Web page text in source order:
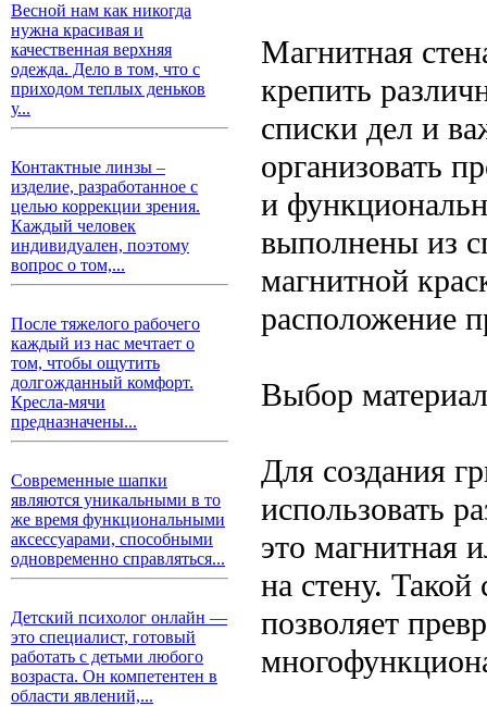
Весной нам как никогда
нужна красивая и
качественная верхняя
одежда. Дело в том, что с
приходом теплых деньков
у...
Контактные линзы –
изделие, разработанное с
целью коррекции зрения.
Каждый человек
индивидуален, поэтому
вопрос о том,...
После тяжелого рабочего
каждый из нас мечтает о
том, чтобы ощутить
долгожданный комфорт.
Кресла-мячи
предназначены...
Современные шапки
являются уникальными в то
же время функциональными
аксессуарами, способными
одновременно справляться...
Детский психолог онлайн —
это специалист, готовый
работать с детьми любого
возраста. Он компетентен в
области явлений,...
Магнитная
крепить
списки дел и
организовать
и
выполнены из
магнитной
расположение
Выбор
Для создания
использовать
это магнитная
на стену.
позволяет